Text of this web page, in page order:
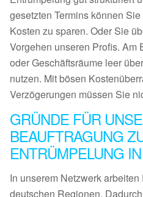
gesetzten Termins können
Kosten zu sparen. Oder Sie
Vorgehen unseren Profis. Am
oder Geschäftsräume leer
nutzen. Mit bösen
Verzögerungen müssen Sie
GRÜNDE FÜR
BEAUFTRAGUNG
ENTRÜMPELUNG
In unserem Netzwerk
deutschen Regionen.